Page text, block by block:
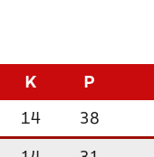
K P
14 38